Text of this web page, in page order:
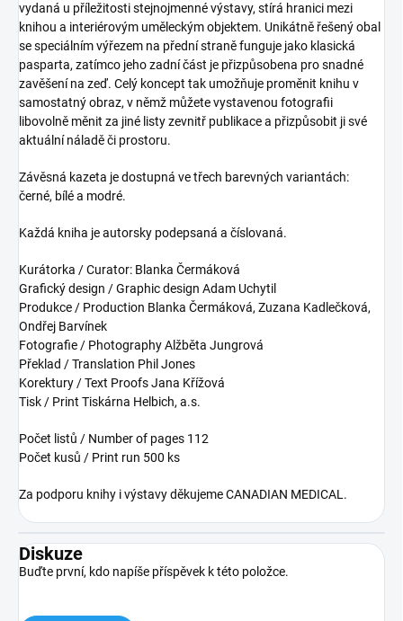
vydaná u příležitosti stejnojmenné výstavy, stírá hranici mezi
knihou a interiérovým uměleckým objektem. Unikátně řešený obal
se speciálním výřezem na přední straně funguje jako klasická
pasparta, zatímco jeho zadní část je přizpůsobena pro snadné
zavěšení na zeď. Celý koncept tak umožňuje proměnit knihu v
samostatný obraz, v němž můžete vystavenou fotografii
libovolně měnit za jiné listy zevnitř publikace a přizpůsobit ji své
aktuální náladě či prostoru.
Závěsná kazeta je dostupná ve třech barevných variantách:
černé, bílé a modré.
Každá kniha je autorsky podepsaná a číslovaná.
Kurátorka / Curator: Blanka Čermáková
Grafický design / Graphic design Adam Uchytil
Produkce / Production Blanka Čermáková, Zuzana Kadlečková,
Ondřej Barvínek
Fotografie / Photography Alžběta Jungrová
Překlad / Translation Phil Jones
Korektury / Text Proofs Jana Křížová
Tisk / Print Tiskárna Helbich, a.s.
Počet listů / Number of pages 112
Počet kusů / Print run 500 ks
Za podporu knihy i výstavy děkujeme CANADIAN MEDICAL.
Diskuze
Buďte první, kdo napíše příspěvek k této položce.